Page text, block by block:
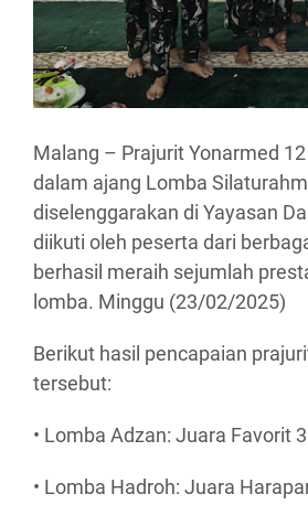
Malang – Prajurit Yonarmed
dalam ajang Lomba
diselenggarakan di Yayasan
diikuti oleh peserta dari
berhasil meraih sejumlah
lomba. Minggu (23/02/2025)
Berikut hasil pencapaian
tersebut:
• Lomba Adzan: Juara Favorit
• Lomba Hadroh: Juara